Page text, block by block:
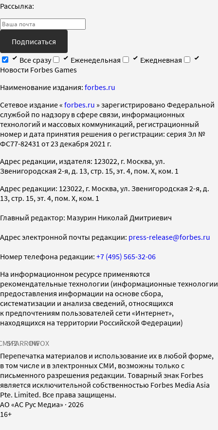
Рассылка:
Подписаться
Все сразу
Еженедельная
Ежедневная
Новости Forbes Games
Наименование издания: forbes.ru
Cетевое издание « forbes.ru » зарегистрировано Федеральной
службой по надзору в сфере связи, информационных
технологий и массовых коммуникаций, регистрационный
номер и дата принятия решения о регистрации: серия Эл №
ФС77-82431 от 23 декабря 2021 г.
Адрес редакции, издателя: 123022, г. Москва, ул.
Звенигородская 2-я, д. 13, стр. 15, эт. 4, пом. X, ком. 1
Адрес редакции: 123022, г. Москва, ул. Звенигородская 2-я, д.
13, стр. 15, эт. 4, пом. X, ком. 1
Главный редактор: Мазурин Николай Дмитриевич
Адрес электронной почты редакции: press-release@forbes.ru
Номер телефона редакции: +7 (495) 565-32-06
На информационном ресурсе применяются
рекомендательные технологии (информационные технологии
предоставления информации на основе сбора,
систематизации и анализа сведений, относящихся
к предпочтениям пользователей сети «Интернет»,
находящихся на территории Российской Федерации)
SPARROWINFOX
Перепечатка материалов и использование их в любой форме,
в том числе и в электронных СМИ, возможны только с
письменного разрешения редакции. Товарный знак Forbes
является исключительной собственностью Forbes Media Asia
Pte. Limited. Все права защищены.
AO «АС Рус Медиа» · 2026
16+